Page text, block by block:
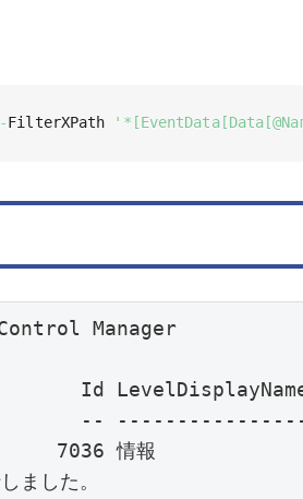
-FilterXPath
Id LevelDisplayName
--
7036 情報
状態に移行